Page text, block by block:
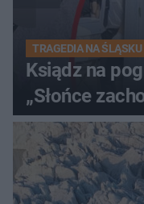
TRAGEDIA NA ŚLĄSKU
Ksiądz na
„Słońce